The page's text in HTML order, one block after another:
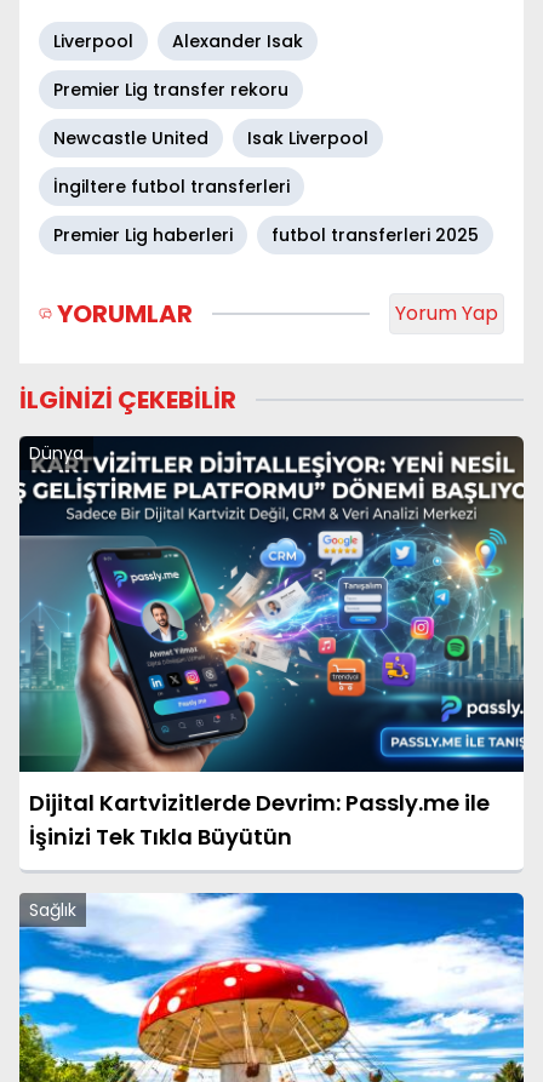
Liverpool
Alexander Isak
Premier Lig transfer rekoru
Newcastle United
Isak Liverpool
İngiltere futbol transferleri
Premier Lig haberleri
futbol transferleri 2025
YORUMLAR Yorum Yap
İLGİNİZİ ÇEKEBİLİR
Dünya
Dijital Kartvizitlerde Devrim: Passly.me ile
İşinizi Tek Tıkla Büyütün
Sağlık